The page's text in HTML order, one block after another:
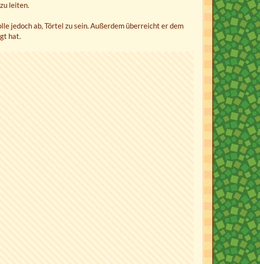
leiten.
jedoch ab, Törtel zu sein. Außerdem überreicht er dem
hat.